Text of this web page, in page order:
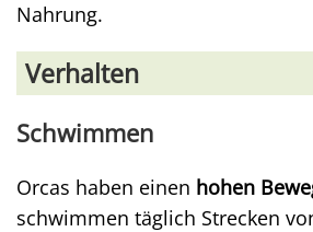
Nahrung.
Verhalten
Schwimmen
Orcas haben einen hohen
schwimmen täglich Strecken